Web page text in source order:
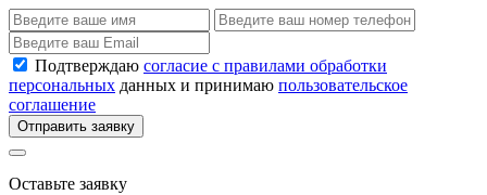
Подтверждаю согласие с правилами обработки
персональных данных и принимаю пользовательское
соглашение
Отправить заявку
Оставьте заявку